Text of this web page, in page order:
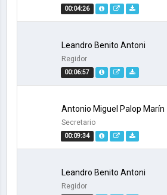
00:04:26
00:06:57
Leandro Benito Antoni
Regidor
00:09:34
Antonio Miguel Palop Marín
Secretario
Leandro Benito Antoni
Regidor